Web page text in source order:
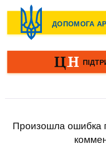
Произошла ошибка